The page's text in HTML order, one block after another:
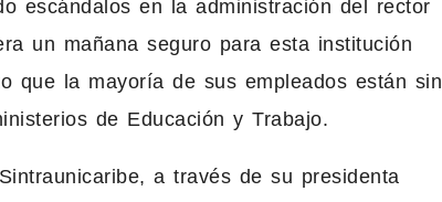
escándalos en la administración del rector
un mañana seguro para esta institución
que la mayoría de sus empleados están sin
de Educación y Trabajo.
a través de su presidenta